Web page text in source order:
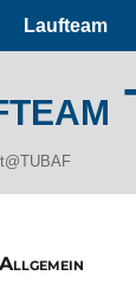
Laufteam
Allgemein